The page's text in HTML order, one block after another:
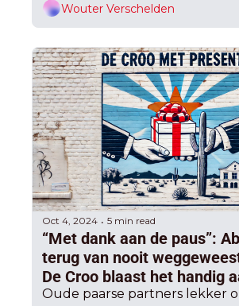
Wouter Verschelden
Oct 4, 2024 • 5 min read
“Met dank aan de paus”:
terug van nooit
De Croo blaast het handig
Arizona een ‘cadeautje’ te
Oude paarse partners lekker